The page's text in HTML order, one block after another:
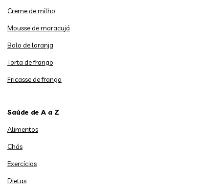
Creme de milho
Mousse de maracujá
Bolo de laranja
Torta de frango
Fricasse de frango
Saúde de A a Z
Alimentos
Chás
Exercícios
Dietas